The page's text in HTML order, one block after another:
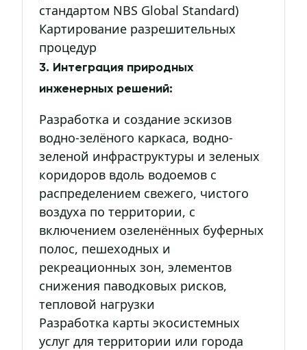
стандартом NBS Global Standard)
Картирование разрешительных
процедур
3. Интеграция природных
инженерных решений:
Разработка и создание эскизов
водно-зелёного каркаса, водно-
зеленой инфраструктуры и зеленых
коридоров вдоль водоемов с
распределением свежего, чистого
воздуха по территории, с
включением озеленённых буферных
полос, пешеходных и
рекреационных зон, элементов
снижения паводковых рисков,
тепловой нагрузки
Разработка карты экосистемных
услуг для территории или города